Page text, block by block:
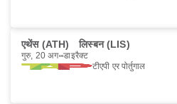
एथेंस (ATH) लिस्बन (LIS)
गुरु, 20 अग॰ डाइरैक्ट
टीएपी एर पोर्तुगाल